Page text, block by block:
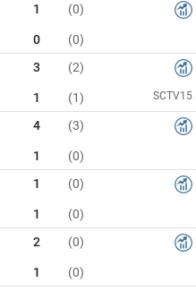
1 (0)
0 (0)
3 (2)
1 (1) SCTV15
4 (3)
1 (0)
1 (0)
1 (0)
2 (0)
1 (0)